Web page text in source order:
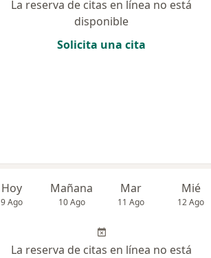
La reserva de citas en línea no está
disponible
Solicita una cita
Hoy
9 Ago
Mañana
10 Ago
Mar
11 Ago
Mié
12 Ago
La reserva de citas en línea no está